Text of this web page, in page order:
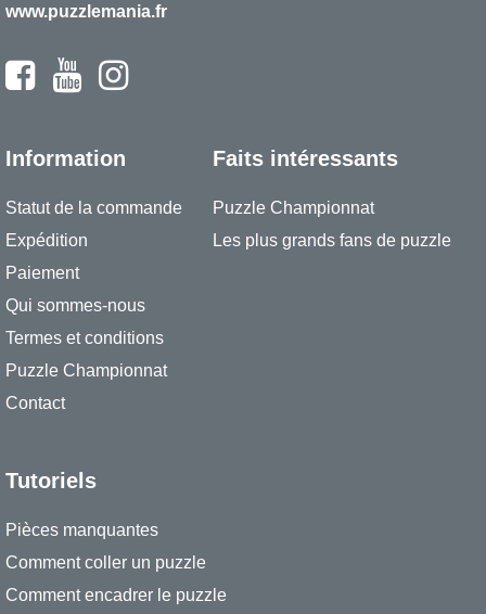
www.puzzlemania.fr
Information
Statut de la commande
Expédition
Paiement
Qui sommes-nous
Termes et conditions
Puzzle Championnat
Contact
Faits intéressants
Puzzle Championnat
Les plus grands fans de puzzle
Tutoriels
Pièces manquantes
Comment coller un puzzle
Comment encadrer le puzzle